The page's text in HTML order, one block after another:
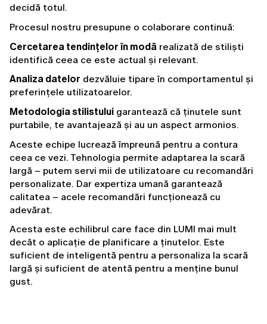
decidă totul.
Procesul nostru presupune o colaborare continuă:
Cercetarea tendințelor în modă realizată de stiliști
identifică ceea ce este actual și relevant.
Analiza datelor dezvăluie tipare în comportamentul și
preferințele utilizatoarelor.
Metodologia stilistului garantează că ținutele sunt
purtabile, te avantajează și au un aspect armonios.
Aceste echipe lucrează împreună pentru a contura
ceea ce vezi. Tehnologia permite adaptarea la scară
largă – putem servi mii de utilizatoare cu recomandări
personalizate. Dar expertiza umană garantează
calitatea – acele recomandări funcționează cu
adevărat.
Acesta este echilibrul care face din LUMI mai mult
decât o aplicație de planificare a ținutelor. Este
suficient de inteligentă pentru a personaliza la scară
largă și suficient de atentă pentru a menține bunul
gust.